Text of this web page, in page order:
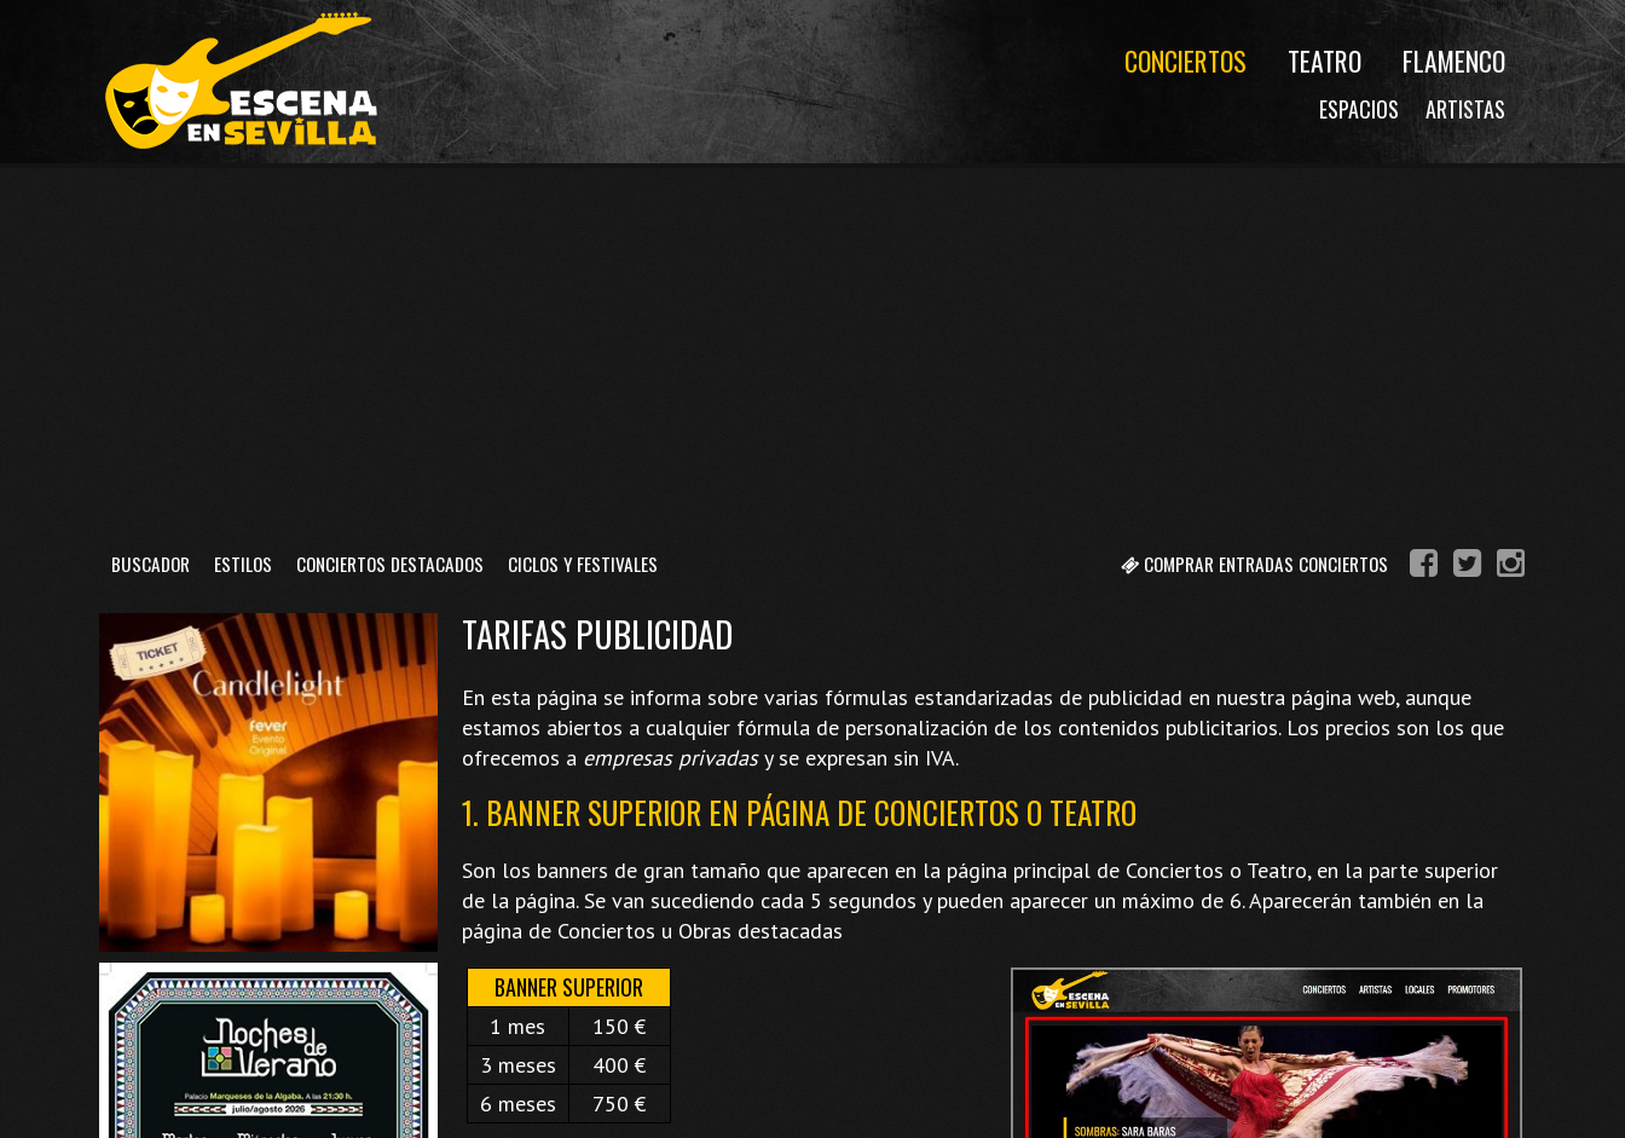
CONCIERTOS TEATRO FLAMENCO
ESPACIOS ARTISTAS
COMPRAR ENTRADAS CONCIERTOS
BUSCADOR ESTILOS CONCIERTOS DESTACADOS CICLOS Y FESTIVALES
TARIFAS PUBLICIDAD
En esta página se informa sobre varias fórmulas estandarizadas de publicidad en nuestra página web, aunque
estamos abiertos a cualquier fórmula de personalización de los contenidos publicitarios. Los precios son los que
ofrecemos a empresas privadasy se expresan sin IVA.
1. BANNER SUPERIOR EN PÁGINA DE CONCIERTOS O TEATRO
Son los banners de gran tamaño que aparecen en la página principal de Conciertos o Teatro, en la parte superior
de la página. Se van sucediendo cada 5 segundos y pueden aparecer un máximo de 6. Aparecerán también en la
página de Conciertos u Obras destacadas
BANNER SUPERIOR
1 mes
150 €
3 meses
400 €
6 meses
750 €